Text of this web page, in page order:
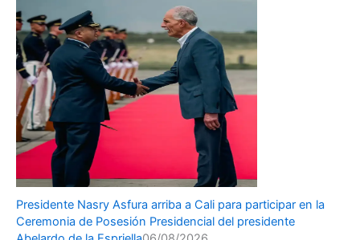
Presidente Nasry Asfura arriba a Cali para participar en la
Ceremonia de Posesión Presidencial del presidente